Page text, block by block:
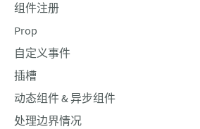
组件注册
Prop
自定义事件
插槽
动态组件 & 异步组件
处理边界情况